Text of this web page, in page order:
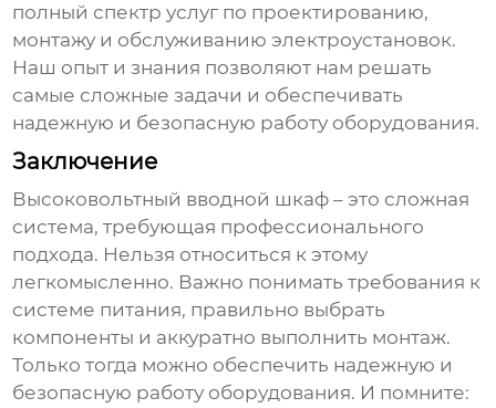
полный спектр услуг по проектированию,
монтажу и обслуживаниюэлектроустановок.
Наш опыт и знания позволяют нам решать
самые сложные задачи и обеспечивать
надежную и безопасную работу оборудования.
Заключение
Высоковольтный вводной шкаф – это сложная
система, требующая профессионального
подхода. Нельзя относиться к этому
легкомысленно. Важно понимать требования к
системе питания, правильно выбрать
компоненты и аккуратно выполнить монтаж.
Только тогда можно обеспечить надежную и
безопасную работу оборудования. И помните: